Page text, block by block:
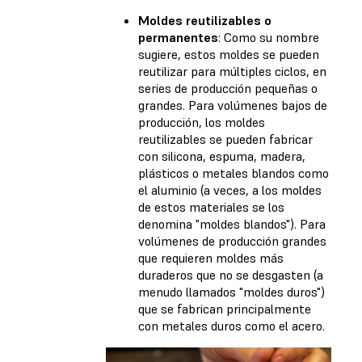
Moldes reutilizables o
permanentes: Como su nombre
sugiere, estos moldes se pueden
reutilizar para múltiples ciclos, en
series de producción pequeñas o
grandes. Para volúmenes bajos de
producción, los moldes
reutilizables se pueden fabricar
con silicona, espuma, madera,
plásticos o metales blandos como
el aluminio (a veces, a los moldes
de estos materiales se los
denomina "moldes blandos"). Para
volúmenes de producción grandes
que requieren moldes más
duraderos que no se desgasten (a
menudo llamados "moldes duros")
que se fabrican principalmente
con metales duros como el acero.